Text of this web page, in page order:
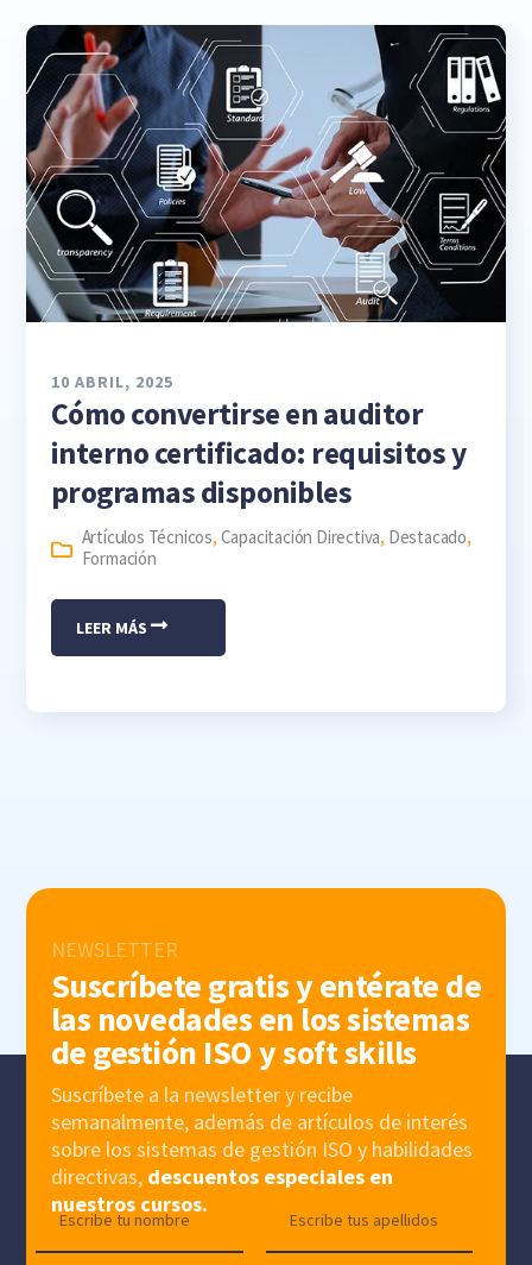
10 ABRIL, 2025
Cómo convertirse en auditor
interno certificado: requisitos y
programas disponibles
Artículos Técnicos, Capacitación Directiva, Destacado,
Formación
LEER MÁS
NEWSLETTER
Suscríbete gratis y entérate de
las novedades en los sistemas
de gestión ISO y soft skills
Suscríbete a la newsletter y recibe
semanalmente, además de artículos de interés
sobre los sistemas de gestión ISO y habilidades
directivas, descuentos especiales en
nuestros cursos.